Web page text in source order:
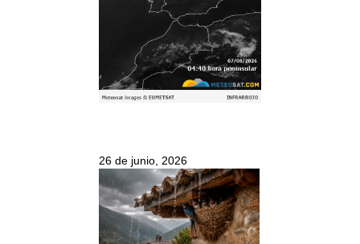
26 de junio, 2026